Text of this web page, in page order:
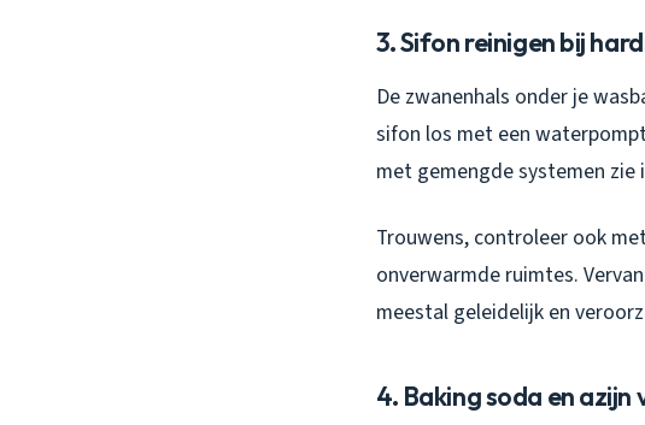
3. Sifon reinigen bij
De zwanenhals onder je
sifon los met een
met gemengde systemen
Trouwens, controleer ook
onverwarmde ruimtes.
meestal geleidelijk en
4. Baking soda en